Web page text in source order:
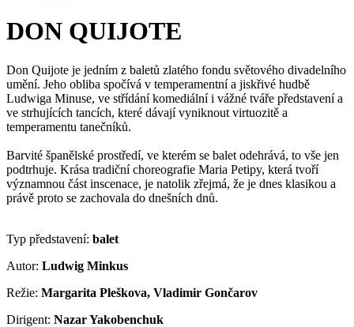
DON QUIJOTE
Don Quijote je jedním z baletů zlatého fondu světového divadelního
umění. Jeho obliba spočívá v temperamentní a jiskřivé hudbě
Ludwiga Minuse, ve střídání komediální i vážné tváře představení a
ve strhujících tancích, které dávají vyniknout virtuozitě a
temperamentu tanečníků.
Barvité španělské prostředí, ve kterém se balet odehrává, to vše jen
podtrhuje. Krása tradiční choreografie Maria Petipy, která tvoří
významnou část inscenace, je natolik zřejmá, že je dnes klasikou a
právě proto se zachovala do dnešních dnů.
Typ představení: balet
Autor: Ludwig Minkus
Režie: Margarita Pleškova, Vladimir Gončarov
Dirigent: Nazar Yakobenchuk